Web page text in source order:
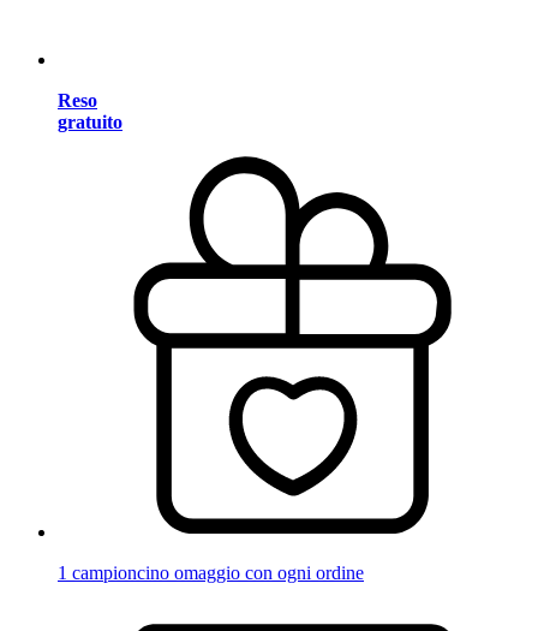
Reso
gratuito
1 campioncino omaggio con ogni ordine